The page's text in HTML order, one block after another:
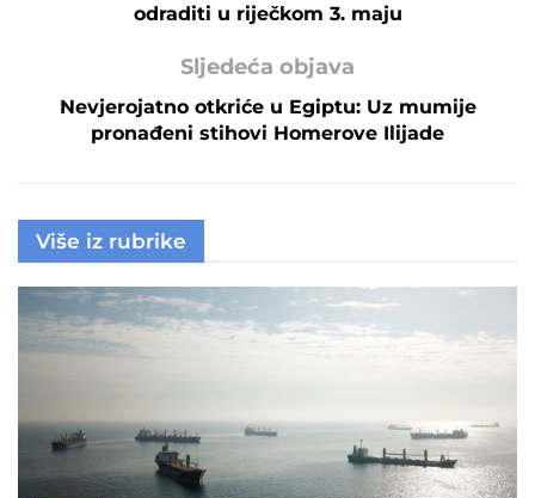
odraditi u riječkom 3. maju
Sljedeća objava
Nevjerojatno otkriće u Egiptu: Uz mumije
pronađeni stihovi Homerove Ilijade
Više iz rubrike